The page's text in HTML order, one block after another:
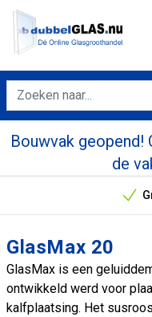
Bouwvak geopend!
de
GlasMax 20
GlasMax is een
ontwikkeld werd voor
kalfplaatsing. Het